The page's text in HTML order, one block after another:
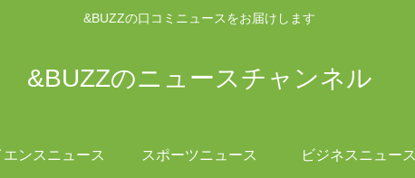
&BUZZの口コミニュースをお届けします
&BUZZのニュースチャンネル
エンスニュース スポーツニュース ビジネスニュース